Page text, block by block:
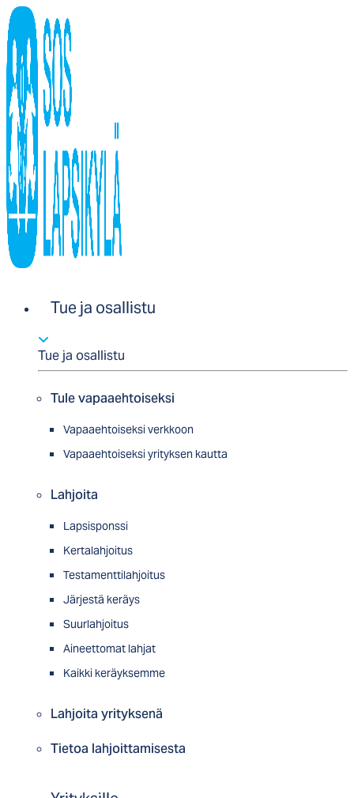
Tue ja osallistu
Tue ja osallistu
Tule vapaaehtoiseksi
Vapaaehtoiseksi verkkoon
Vapaaehtoiseksi yrityksen kautta
Lahjoita
Lapsisponssi
Kertalahjoitus
Testamenttilahjoitus
Järjestä keräys
Suurlahjoitus
Aineettomat lahjat
Kaikki keräyksemme
Lahjoita yrityksenä
Tietoa lahjoittamisesta